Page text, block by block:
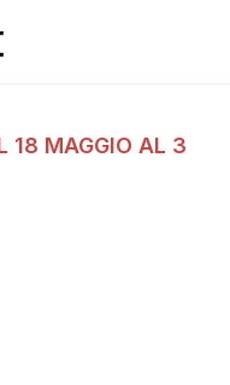
18 MAGGIO AL 3